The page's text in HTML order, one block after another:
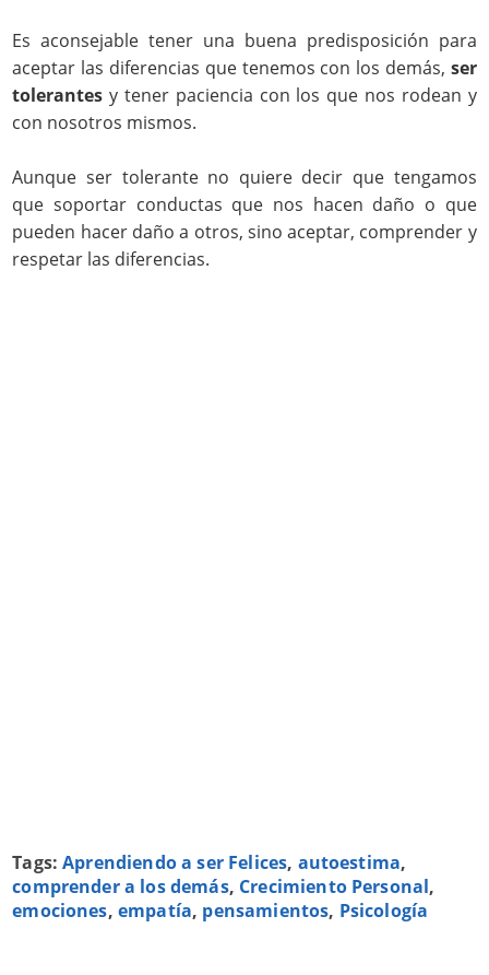
Es aconsejable tener una buena predisposición para
aceptar las diferencias que tenemos con los demás, ser
tolerantes y tener paciencia con los que nos rodean y
con nosotros mismos.
Aunque ser tolerante no quiere decir que tengamos
que soportar conductas que nos hacen daño o que
pueden hacer daño a otros, sino aceptar, comprender y
respetar las diferencias.
Tags:Aprendiendo a ser Felices, autoestima,
comprender a los demás, Crecimiento Personal,
emociones, empatía, pensamientos, Psicología